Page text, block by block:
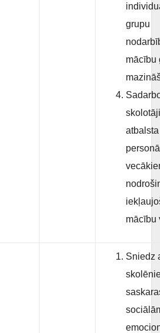
grupu
mācību
atbalsta
mācību
Sniedz